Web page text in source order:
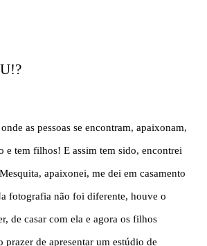
as pessoas se encontram, apaixonam,
e tem filhos! E assim tem sido, encontrei
apaixonei, me dei em casamento
fotografia não foi diferente, houve o
de casar com ela e agora os filhos
prazer de apresentar um estúdio de